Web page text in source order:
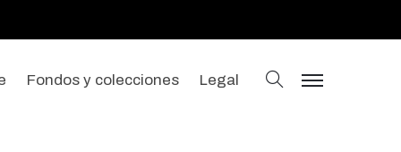
Fondos y colecciones Legal buscar
menu